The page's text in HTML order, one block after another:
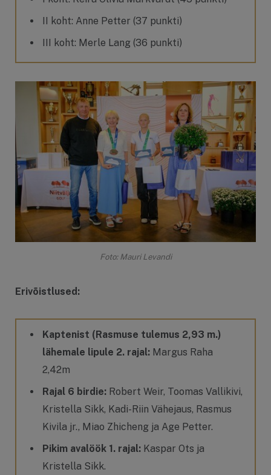
II koht: Anne Petter (37 punkti)
III koht: Merle Lang (36 punkti)
Foto: Mauri Levandi
Erivõistlused:
Kaptenist (Rasmuse tulemus 2,93 m.)
lähemale lipule 2. rajal: Margus Raha
2,42m
Rajal 6 birdie: Robert Weir, Toomas Vallikivi,
Kristella Sikk, Kadi-Riin Vähejaus, Rasmus
Kivila jr., Miao Zhicheng ja Age Petter.
Pikim avalöök 1. rajal: Kaspar Ots ja
Kristella Sikk.